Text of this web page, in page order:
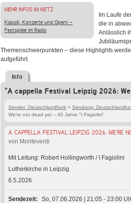
MEHR INFOS IM NETZ
Klassik, Konzerte und Opern -
Festspiele im Radio
Im Laufe
die in
Anlässlich
Themenschwerpunkten – diese Highlights
aufgeführt.
Info
"A cappella Festival Leipzig 2026:
Sender: Deutschlandfunk > Sendung:
We're not dead yet – 40 Jahre "I Fagiolini"
A CAPPELLA FESTIVAL LEIPZIG 2026: WE'RE
von Monteverdi
Mit Leitung: Robert Hollingworth / I Fagiolini
Lutherkirche in Leipzig
6.5.2026
Sendezeit
So, 07.06.2026 | 21:05 - 23:00